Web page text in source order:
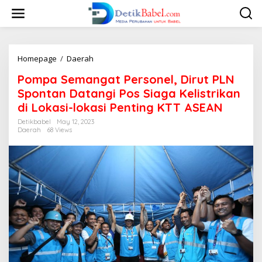
i
Homepage / Daerah
m
p
a
S
e
g
a
P
e
r
s
o
n
e
Pompa Semangat Personel, Dirut PLN
Spontan Datangi Pos Siaga Kelistrikan
di Lokasi-lokasi Penting KTT ASEAN
Detikbabel
May 12, 2023
Daerah
68 Views